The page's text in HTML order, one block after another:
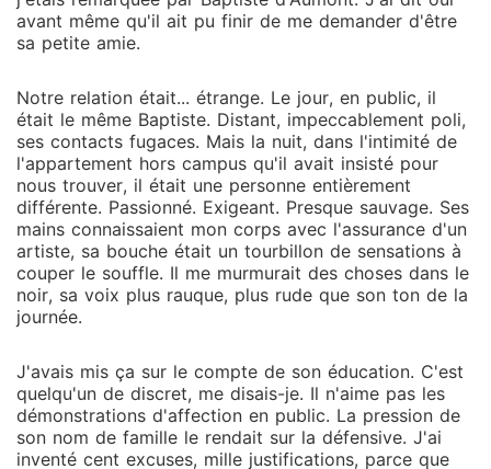
avant même qu'il ait pu finir de me demander d'être
sa petite amie.
Notre relation était... étrange. Le jour, en public, il
était le même Baptiste. Distant, impeccablement poli,
ses contacts fugaces. Mais la nuit, dans l'intimité de
l'appartement hors campus qu'il avait insisté pour
nous trouver, il était une personne entièrement
différente. Passionné. Exigeant. Presque sauvage. Ses
mains connaissaient mon corps avec l'assurance d'un
artiste, sa bouche était un tourbillon de sensations à
couper le souffle. Il me murmurait des choses dans le
noir, sa voix plus rauque, plus rude que son ton de la
journée.
J'avais mis ça sur le compte de son éducation. C'est
quelqu'un de discret, me disais-je. Il n'aime pas les
démonstrations d'affection en public. La pression de
son nom de famille le rendait sur la défensive. J'ai
inventé cent excuses, mille justifications, parce que